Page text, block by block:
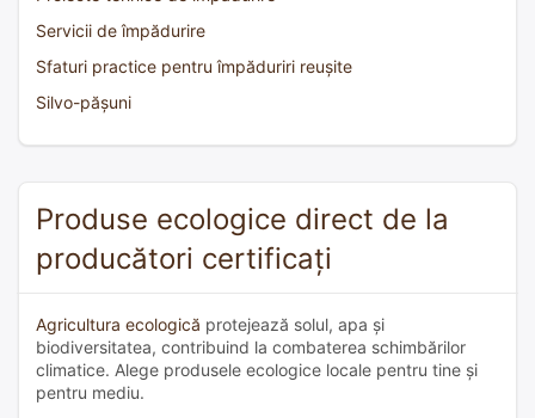
Servicii de împădurire
Sfaturi practice pentru împăduriri reușite
Silvo-pășuni
Produse ecologice direct de la
producători certificați
Agricultura ecologică protejează solul, apa și
biodiversitatea, contribuind la combaterea schimbărilor
climatice. Alege produsele ecologice locale pentru tine și
pentru mediu.